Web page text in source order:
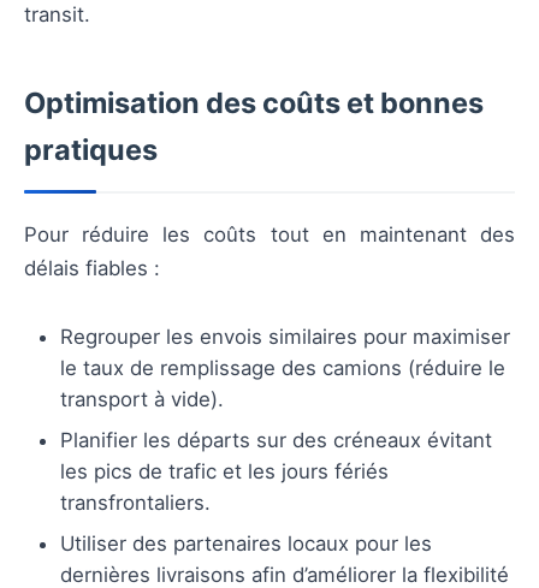
transit.
Optimisation des coûts et bonnes
pratiques
Pour réduire les coûts tout en maintenant des
délais fiables :
Regrouper les envois similaires pour maximiser
le taux de remplissage des camions (réduire le
transport à vide).
Planifier les départs sur des créneaux évitant
les pics de trafic et les jours fériés
transfrontaliers.
Utiliser des partenaires locaux pour les
dernières livraisons afin d’améliorer la flexibilité